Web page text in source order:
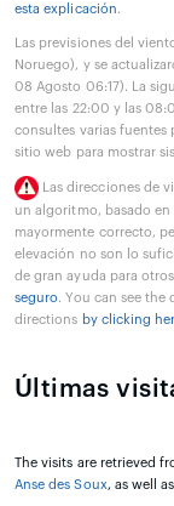
esta explicación.
Las previsiones del
Noruego), y se
08 Agosto 06:17). La
entre las 22:00 y las
consultes varias fuentes
sitio web para mostrar
Las direcciones de
un algoritmo, basado
mayormente correcto,
elevación no son lo
de gran ayuda para
seguro. You can see
directions by clicking
Últimas
The visits are retrieved
Anse des Soux, as well